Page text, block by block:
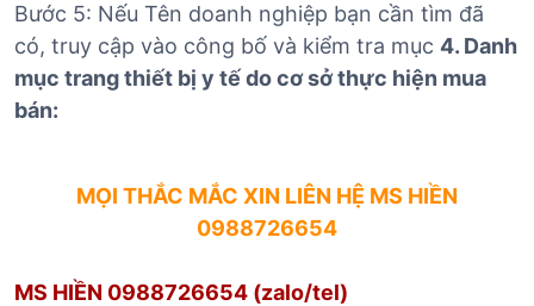
Bước 5: Nếu Tên doanh nghiệp bạn cần tìm đã
có, truy cập vào công bố và kiểm tra mục 4. Danh
mục trang thiết bị y tế do cơ sở thực hiện mua
bán:
MỌI THẮC MẮC XIN LIÊN HỆ MS HIỀN
0988726654
MS HIỀN 0988726654 (zalo/tel)